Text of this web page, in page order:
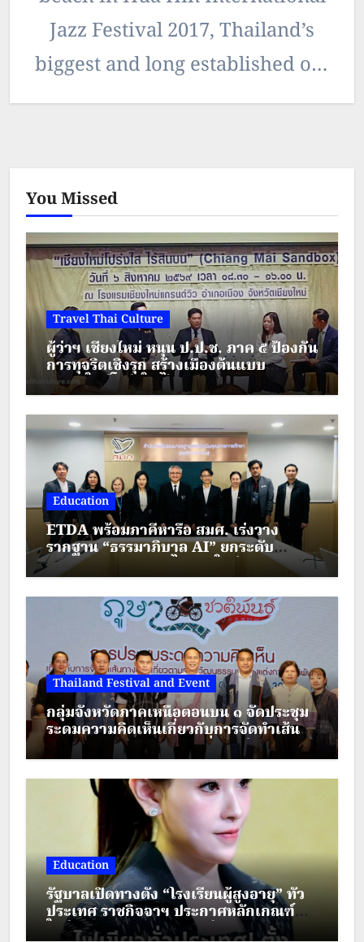
Jazz Festival 2017, Thailand’s
biggest and long established on-
the-beach Jazzy gig. And this
You Missed
Travel Thai Culture
ผู้ว่าฯ เชียงใหม่ หนุน ป.ป.ช. ภาค ๕ ป้องกัน
การทุจริตเชิงรุก สร้างเมืองต้นแบบ
“เชียงใหม่โปร่งใส ไร้สินบน”
Education
ETDA พร้อมภาคีหารือ สมศ. เร่งวาง
รากฐาน “ธรรมาภิบาล AI” ยกระดับ
มาตรฐานการศึกษาไทยยุคใหม่
Thailand Festival and Event
กลุ่มจังหวัดภาคเหนือตอนบน ๑ จัดประชุม
ระดมความคิดเห็นเกี่ยวกับการจัดทำเส้น
ทางตามรอยวัฒนธรรมเครื่องแต่งกาย
ชาติพันธุ์ ภายใต้โครงการส่งเสริมการท่อง
เที่ยวชาติพันธุ์สีสันแห่งล้านนา
Education
รัฐบาลเปิดทางตั้ง “โรงเรียนผู้สูงอายุ” ทั่ว
ประเทศ ราชกิจจาฯ ประกาศหลักเกณฑ์
ใหม่ ยกระดับคุณภาพชีวิตผู้สูงวัย